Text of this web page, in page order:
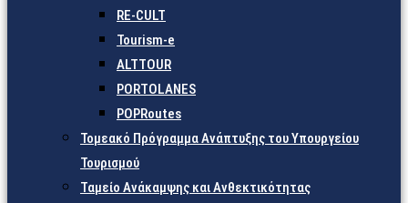
RE-CULT
Tourism-e
ALTTOUR
PORTOLANES
POPRoutes
Τομεακό Πρόγραμμα Ανάπτυξης του Υπουργείου
Τουρισμού
Ταμείο Ανάκαμψης και Ανθεκτικότητας